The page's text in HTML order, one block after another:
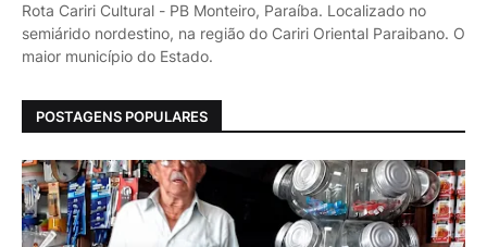
Rota Cariri Cultural - PB Monteiro, Paraíba. Localizado no
semiárido nordestino, na região do Cariri Oriental Paraibano. O
maior município do Estado.
POSTAGENS POPULARES